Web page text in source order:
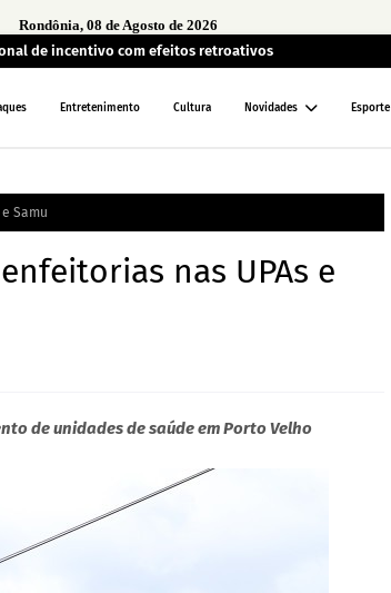
Rondônia, 08 de Agosto de 2026
de incentivo com efeitos retroativos
Entretenimento Cultura Novidades Esporte
Samu
nas UPAs e
de unidades de saúde em Porto Velho